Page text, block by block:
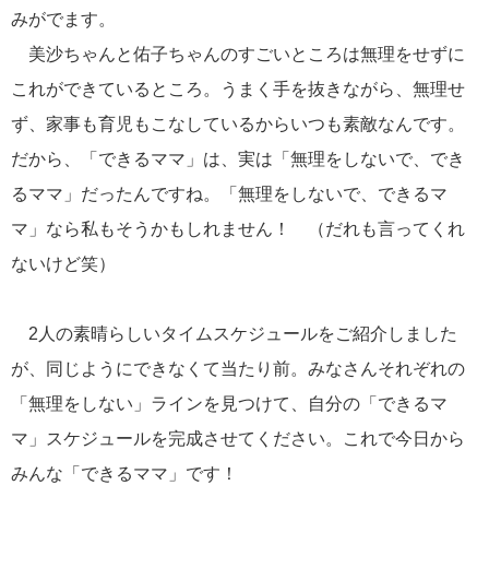
みがでます。
美沙ちゃんと佑子ちゃんのすごいところは無理をせずに
これができているところ。うまく手を抜きながら、無理せ
ず、家事も育児もこなしているからいつも素敵なんです。
だから、「できるママ」は、実は「無理をしないで、でき
るママ」だったんですね。「無理をしないで、できるマ
マ」なら私もそうかもしれません！ （だれも言ってくれ
ないけど笑）
2人の素晴らしいタイムスケジュールをご紹介しました
が、同じようにできなくて当たり前。みなさんそれぞれの
「無理をしない」ラインを見つけて、自分の「できるマ
マ」スケジュールを完成させてください。これで今日から
みんな「できるママ」です！